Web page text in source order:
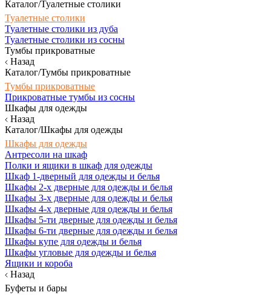
Каталог/Туалетные столики
Туалетные столики
Туалетные столики из дуба
Туалетные столики из сосны
Тумбы прикроватные
Назад
Каталог/Тумбы прикроватные
Тумбы прикроватные
Прикроватные тумбы из сосны
Шкафы для одежды
Назад
Каталог/Шкафы для одежды
Шкафы для одежды
Антресоли на шкаф
Полки и ящики в шкаф для одежды
Шкаф 1-дверный для одежды и белья
Шкафы 2-х дверные для одежды и белья
Шкафы 3-х дверные для одежды и белья
Шкафы 4-х дверные для одежды и белья
Шкафы 5-ти дверные для одежды и белья
Шкафы 6-ти дверные для одежды и белья
Шкафы купе для одежды и белья
Шкафы угловые для одежды и белья
Ящики и короба
Назад
Буфеты и бары